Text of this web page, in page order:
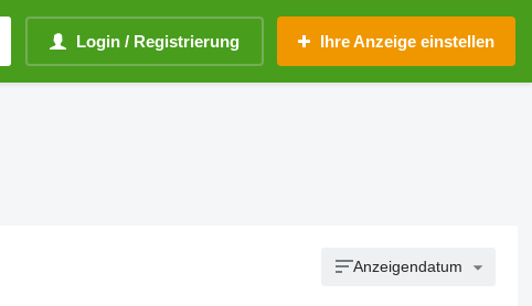
Login / Registrierung Ihre Anzeige einstellen
Anzeigendatum